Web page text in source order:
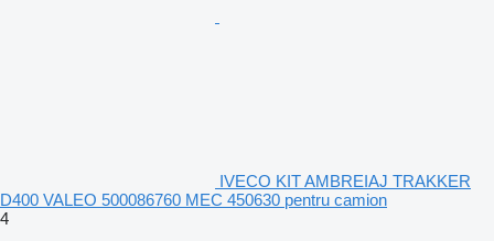
IVECO KIT AMBREIAJ TRAKKER
D400 VALEO 500086760 MEC 450630 pentru camion
4